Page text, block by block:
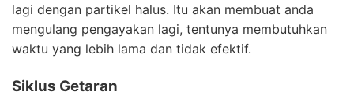
lagi dengan partikel halus. Itu akan membuat anda
mengulang pengayakan lagi, tentunya membutuhkan
waktu yang lebih lama dan tidak efektif.
Siklus Getaran